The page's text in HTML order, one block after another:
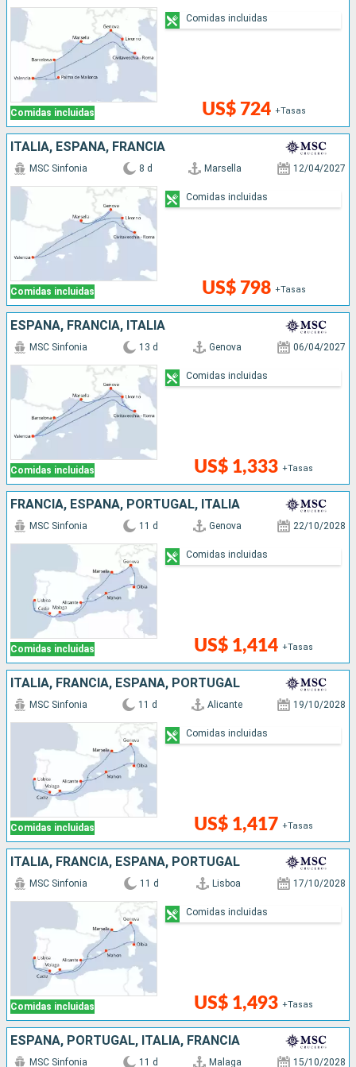
Comidas incluidas US$ 724 +Tasas
Comidas incluidas
ITALIA, ESPAÑA, FRANCIA
Comidas incluidas
MSC Sinfonia 8 d Marsella 12/04/2027
US$ 798 +Tasas
Comidas incluidas
ESPAÑA, FRANCIA, ITALIA
Comidas incluidas
MSC Sinfonia 13 d Genova 06/04/2027
US$ 1,333 +Tasas
Comidas incluidas
FRANCIA, ESPAÑA, PORTUGAL, ITALIA
Comidas incluidas
MSC Sinfonia 11 d Genova 22/10/2028
US$ 1,414 +Tasas
Comidas incluidas
ITALIA, FRANCIA, ESPAÑA, PORTUGAL
Comidas incluidas
MSC Sinfonia 11 d Alicante 19/10/2028
US$ 1,417 +Tasas
Comidas incluidas
ITALIA, FRANCIA, ESPAÑA, PORTUGAL
Comidas incluidas
MSC Sinfonia 11 d Lisboa 17/10/2028
US$ 1,493 +Tasas
Comidas incluidas
ESPAÑA, PORTUGAL, ITALIA, FRANCIA
MSC Sinfonia 11 d Malaga 15/10/2028